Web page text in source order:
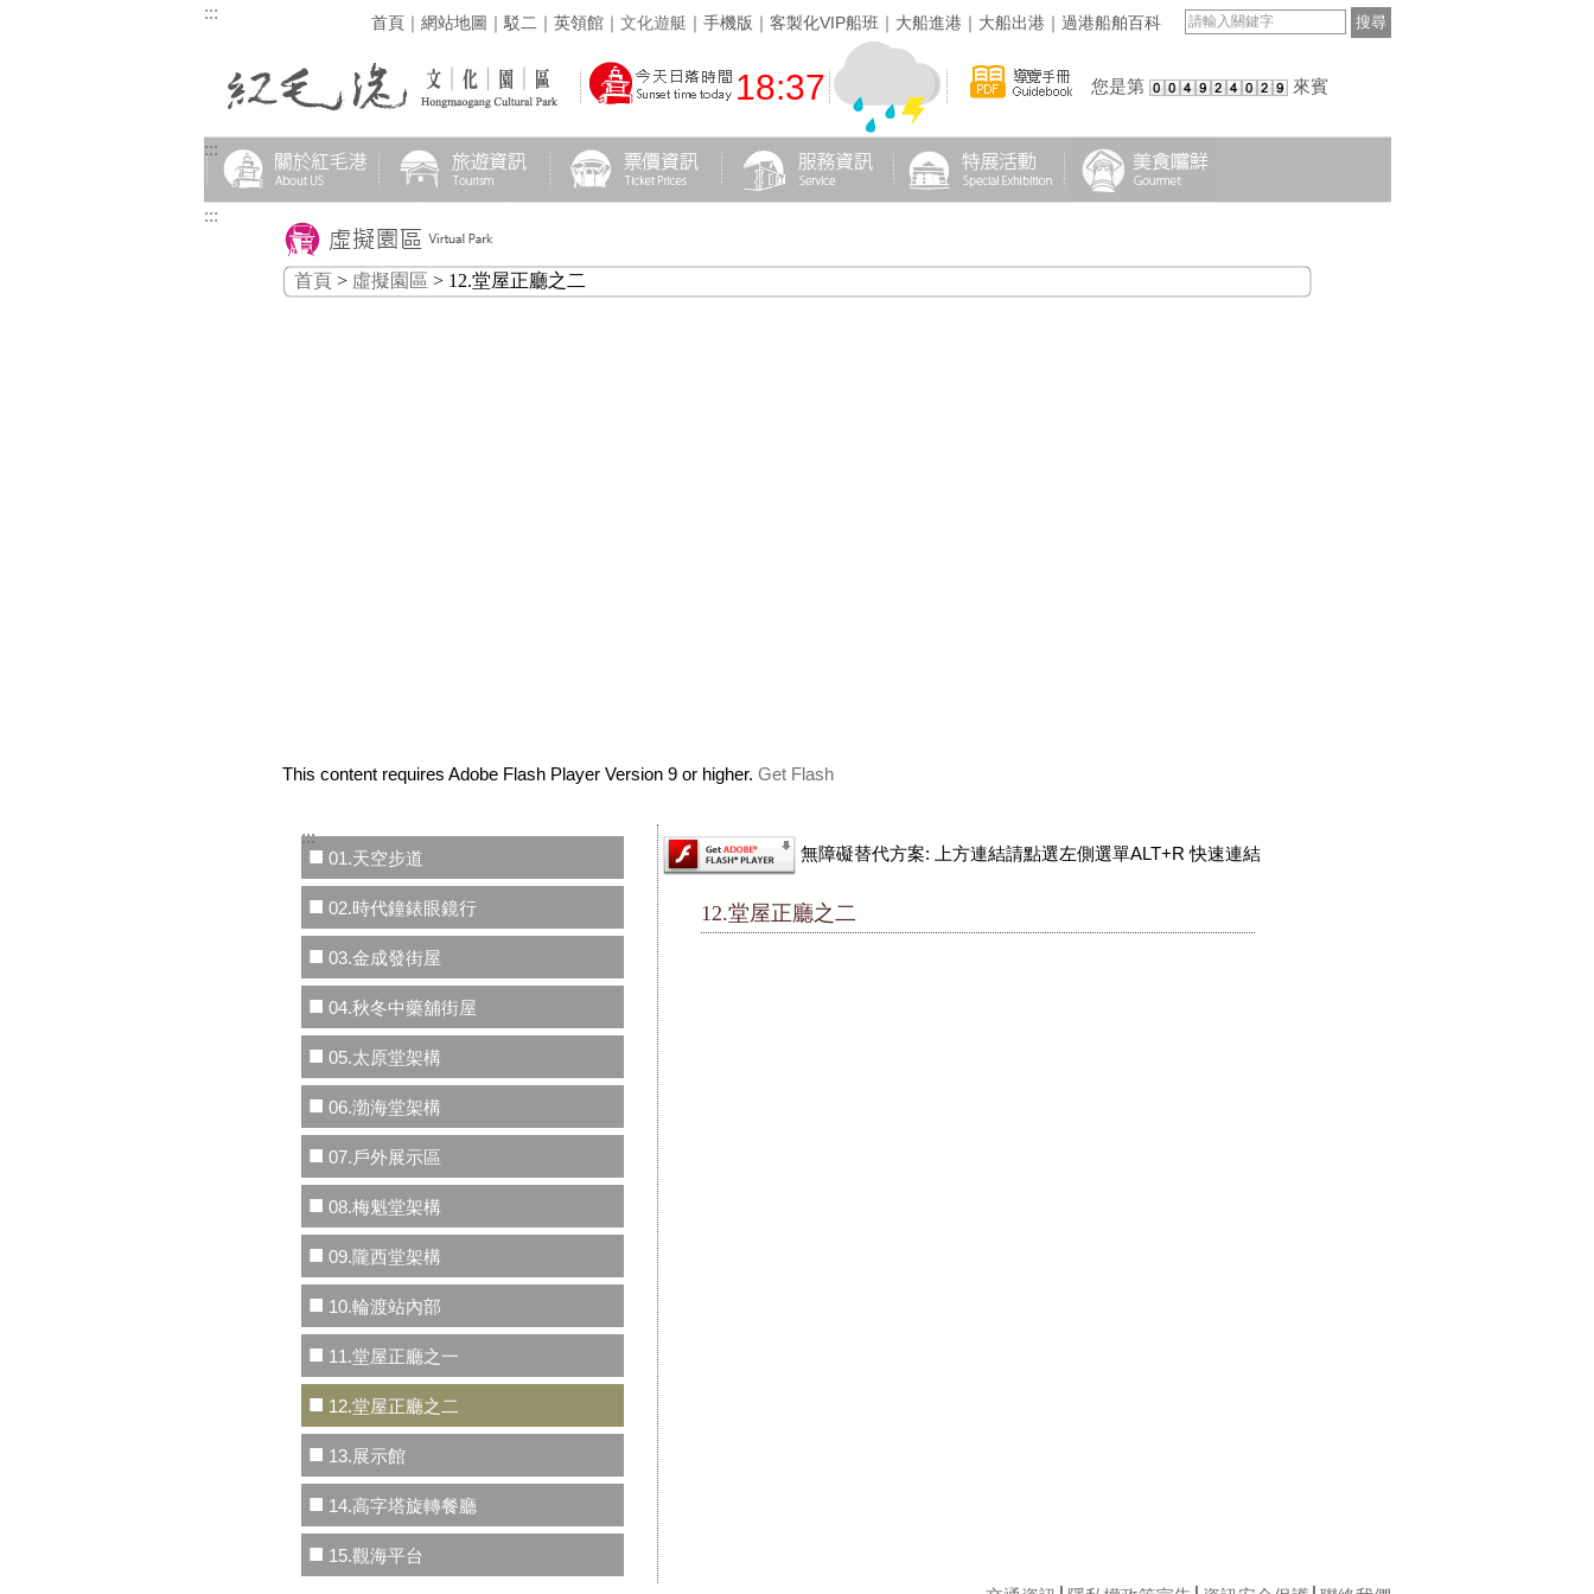
::: 首頁｜ 網站地圖 ｜ 駁二 ｜ 英領館｜ 文化遊艇 ｜ 手機版 ｜ 客製化VIP船班 ｜ 大船進港 ｜ 大船出港 ｜ 過港船舶百科 搜尋
18:37 您是第 來賓
:::
:::
首頁> 虛擬園區 > 12.堂屋正廳之二
This content requires Adobe Flash Player Version 9 or higher. Get Flash
:::
■ 01.天空步道
■ 02.時代鐘錶眼鏡行
■ 03.金成發街屋
■ 04.秋冬中藥舖街屋
■ 05.太原堂架構
■ 06.渤海堂架構
■ 07.戶外展示區
■ 08.梅魁堂架構
■ 09.隴西堂架構
■ 10.輪渡站內部
■ 11.堂屋正廳之一
■ 12.堂屋正廳之二
■ 13.展示館
■ 14.高字塔旋轉餐廳
■ 15.觀海平台
無障礙替代方案: 上方連結請點選左側選單ALT+R 快速連結
12.堂屋正廳之二